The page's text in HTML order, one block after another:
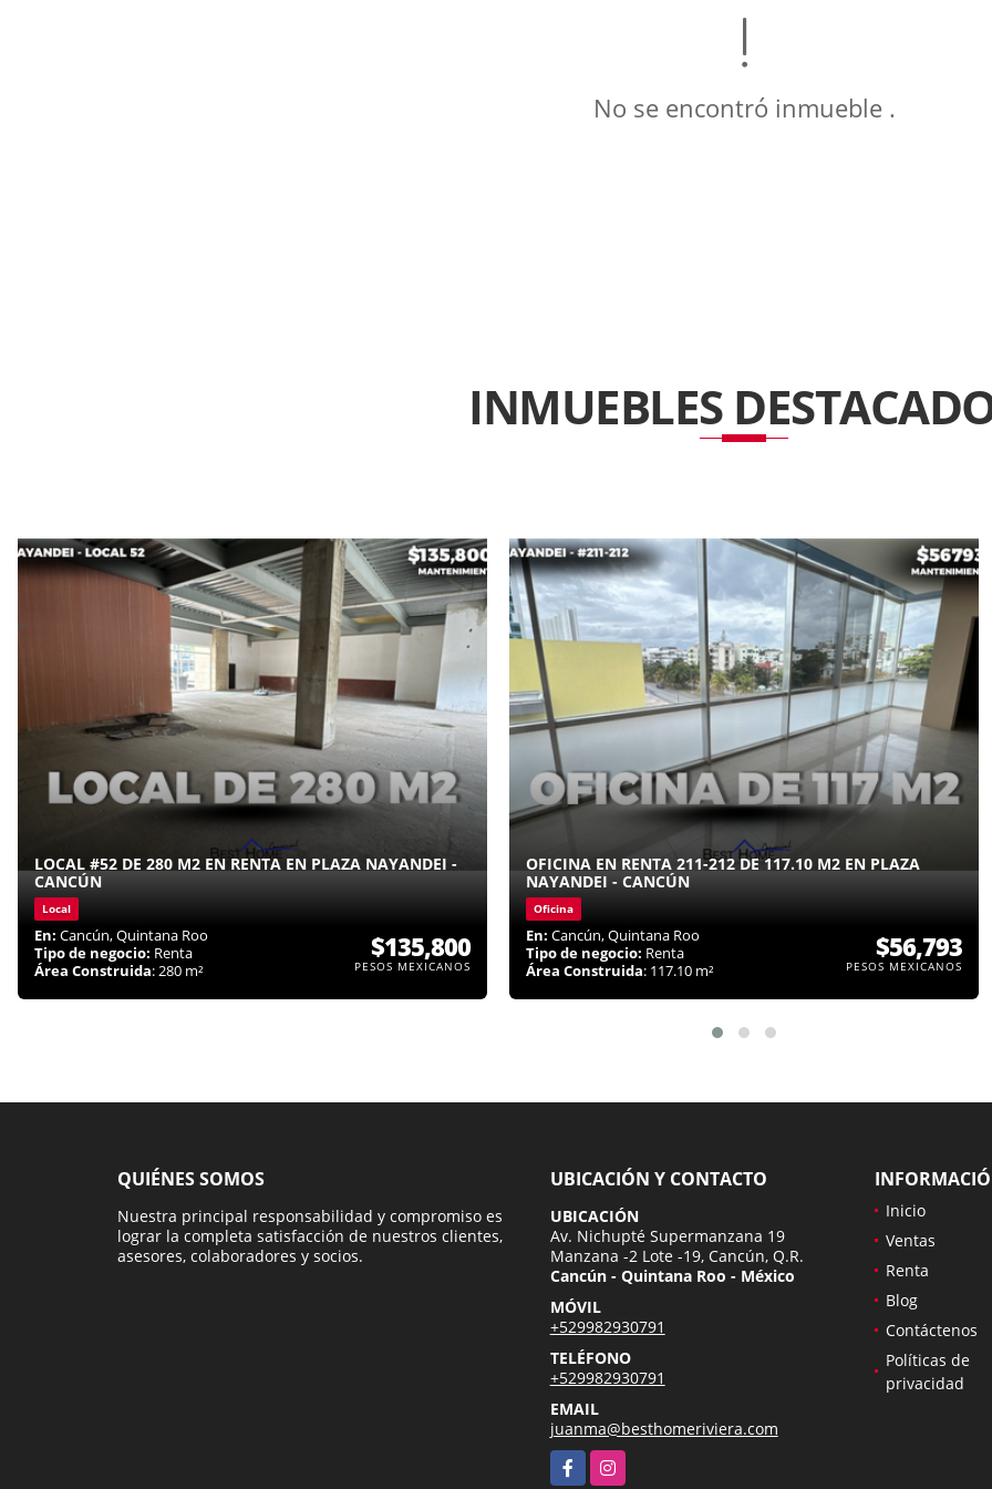
No se encontró inmueble .
INMUEBLES
LOCAL #52 DE 280 M2 EN RENTA EN PLAZA NAYANDEI -
CANCÚN
Local
En: Cancún, Quintana Roo
Tipo de negocio: Renta
Área Construida: 280 m²
$135,800
PESOS MEXICANOS
OFICINA EN RENTA 211-212 DE 117.10 M2 EN PLAZA
NAYANDEI - CANCÚN
Oficina
En: Cancún, Quintana Roo
Tipo de negocio: Renta
Área Construida: 117.10 m²
$56,793
PESOS MEXICANOS
QUIÉNES SOMOS
Nuestra principal responsabilidad y compromiso es
lograr la completa satisfacción de nuestros clientes,
asesores, colaboradores y socios.
UBICACIÓN Y CONTACTO
UBICACIÓN
Av. Nichupté Supermanzana 19
Manzana -2 Lote -19, Cancún, Q.R.
Cancún - Quintana Roo - México
MÓVIL
+529982930791
TELÉFONO
+529982930791
EMAIL
juanma@besthomeriviera.com
FacebookInstagram
Inicio
Ventas
Renta
Blog
Contáctenos
Políticas de
privacidad